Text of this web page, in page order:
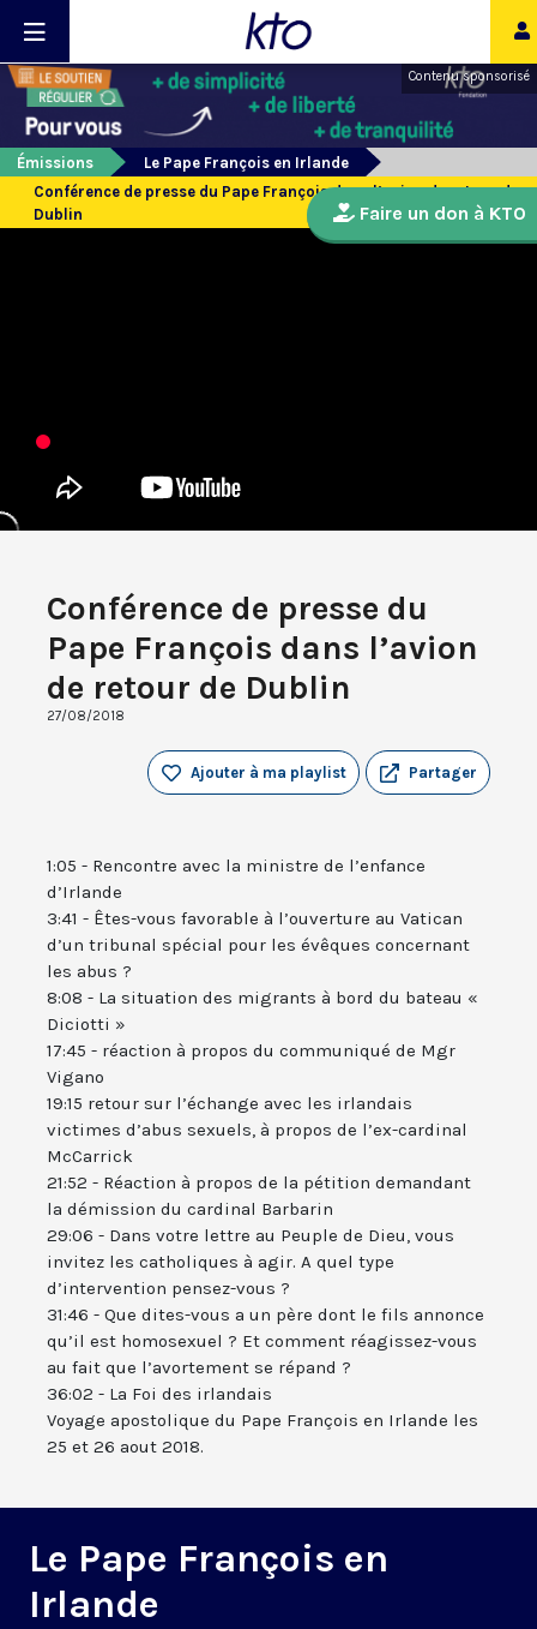
Contenu sponsorisé
Émissions
Le Pape François en Irlande
Conférence de presse du Pape François dans l’avion de retour de
Dublin
Conférence de presse du
Pape François dans l’avion
de retour de Dublin
27/08/2018
Partager
Ajouter à ma playlist
1:05 - Rencontre avec la ministre de l’enfance
d’Irlande
3:41 - Êtes-vous favorable à l’ouverture au Vatican
d’un tribunal spécial pour les évêques concernant
les abus ?
8:08 - La situation des migrants à bord du bateau «
Diciotti »
17:45 - réaction à propos du communiqué de Mgr
Vigano
19:15 retour sur l’échange avec les irlandais
victimes d’abus sexuels, à propos de l’ex-cardinal
McCarrick
21:52 - Réaction à propos de la pétition demandant
la démission du cardinal Barbarin
29:06 - Dans votre lettre au Peuple de Dieu, vous
invitez les catholiques à agir. A quel type
d’intervention pensez-vous ?
31:46 - Que dites-vous a un père dont le fils annonce
qu’il est homosexuel ? Et comment réagissez-vous
au fait que l’avortement se répand ?
36:02 - La Foi des irlandais
Voyage apostolique du Pape François en Irlande les
25 et 26 aout 2018.
Le Pape François en
Irlande
Faire un don à KTO